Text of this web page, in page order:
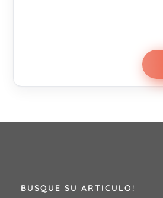
BUSQUE SU ARTICULO!